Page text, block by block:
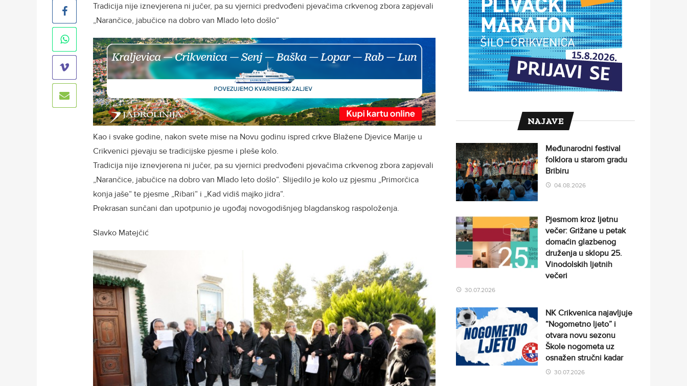
Tradicija nije iznevjerena ni jučer, pa su vjernici predvođeni pjevačima crkvenog zbora zapjevali
„Narančice, jabučice na dobro van Mlado leto došlo“
Kao i svake godine, nakon svete mise na Novu godinu ispred crkve Blažene Djevice Marije u
Crikvenici pjevaju se tradicijske pjesme i pleše kolo.
Tradicija nije iznevjerena ni jučer, pa su vjernici predvođeni pjevačima crkvenog zbora zapjevali
„Narančice, jabučice na dobro van Mlado leto došlo“. Slijedilo je kolo uz pjesmu „Primorčica
konja jaše“ te pjesme „Ribari“ i „Kad vidiš majko jidra“.
Prekrasan sunčani dan upotpunio je ugođaj novogodišnjeg blagdanskog raspoloženja.
Slavko Matejčić
NAJAVE
Međunarodni festival
folklora u starom gradu
Bribiru
04.08.2026
Pjesmom kroz ljetnu
večer: Grižane u petak
domaćin glazbenog
druženja u sklopu 25.
Vinodolskih ljetnih
večeri
30.07.2026
NK Crikvenica najavljuje
“Nogometno ljeto” i
otvara novu sezonu
Škole nogometa uz
osnažen stručni kadar
30.07.2026